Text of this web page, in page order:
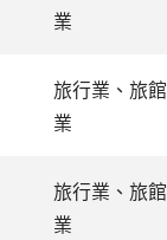
業
旅行業、旅館
業
旅行業、旅館
業